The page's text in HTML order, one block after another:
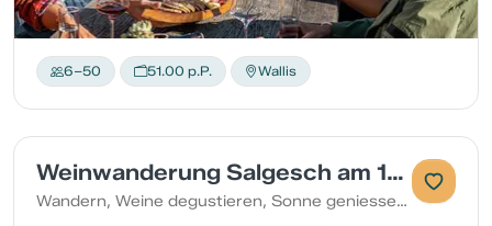
6–50 51.00 p.P. Wallis
Weinwanderung Salgesch am 12. September
Wandern, Weine degustieren, Sonne geniessen und kulinarische Highlights entdecken.